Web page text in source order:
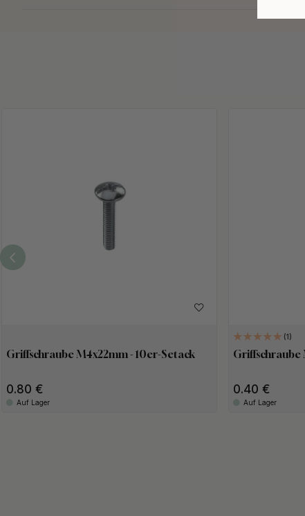
Griffschraube M4x22mm - 10er-Setack
0.80
Auf Lager
1
Griffschraube
0.40
Auf Lager